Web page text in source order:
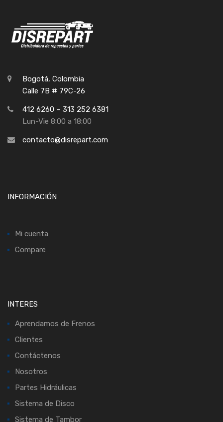
Bogotá, Colombia
Calle 7B # 79C-26
412 6260 – 313 252 6381
Lun-Vie 8:00 a 18:00
contacto@disrepart.com
INFORMACIÓN
Mi cuenta
Compare
INTERES
Aprendamos de Frenos
Clientes
Contáctenos
Nosotros
Partes Hidráulicas
Sistema de Disco
Sistema de Tambor